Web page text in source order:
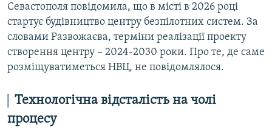
Севастополя повідомила, що в місті в 2026 році
стартує будівництво центру безпілотних систем. За
словами Развожаєва, терміни реалізації проекту
створення центру – 2024-2030 роки. Про те, де саме
розміщуватиметься НВЦ, не повідомлялося.
Технологічна відсталість на чолі
процесу